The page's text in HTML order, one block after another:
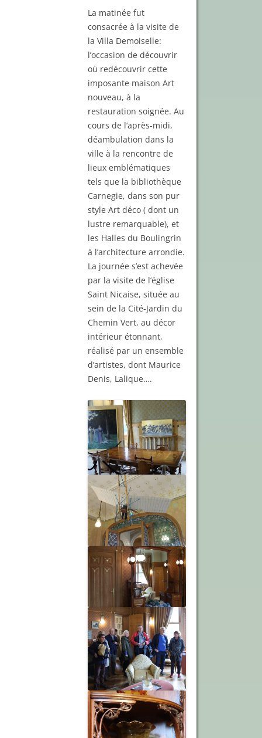
La matinée fut
consacrée à la visite de
la Villa Demoiselle:
l’occasion de découvrir
où redécouvrir cette
imposante maison Art
nouveau, à la
restauration soignée. Au
cours de l’après-midi,
déambulation dans la
ville à la rencontre de
lieux emblématiques
tels que la bibliothèque
Carnegie, dans son pur
style Art déco ( dont un
lustre remarquable), et
les Halles du Boulingrin
à l’architecture arrondie.
La journée s’est achevée
par la visite de l’église
Saint Nicaise, située au
sein de la Cité-Jardin du
Chemin Vert, au décor
intérieur étonnant,
réalisé par un ensemble
d’artistes, dont Maurice
Denis, Lalique….